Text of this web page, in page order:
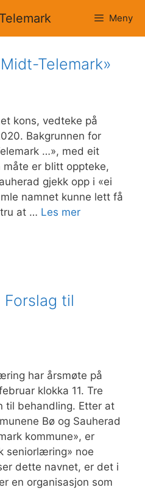
Meny
Telemark»
kons, vedteke på
Bakgrunnen for
…», med eit
måte er blitt oppteke,
gjekk opp i «ei
namnet kunne lett få
at … Les mer
til
har årsmøte på
klokka 11. Tre
til behandling. Etter at
Bø og Sauherad
kommune», er
seniorlæring» noe
dette navnet, er det i
en organisasjon som